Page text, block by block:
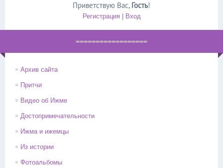
Приветствую Вас, Гость!
Регистрация| Вход
==================
Архив сайта
Притчи
Видео об Ижме
Достопримечательности
Ижма и ижемцы
Из истории
Фотоальбомы